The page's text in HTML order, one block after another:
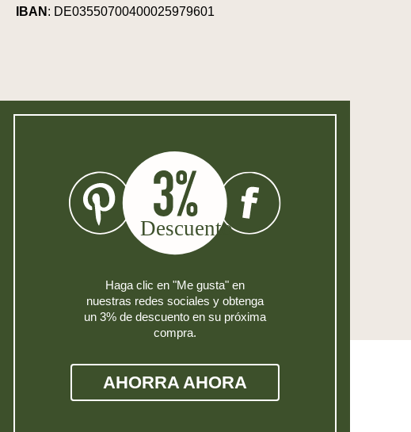
IBAN : DE03550700400025979601
Haga clic en "Me gusta" en
nuestras redes sociales y obtenga
un 3% de descuento en su próxima
compra.
AHORRA AHORA